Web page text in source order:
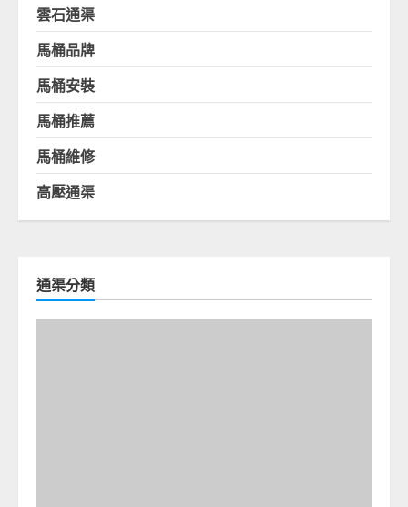
雲石通渠
馬桶品牌
馬桶安裝
馬桶推薦
馬桶維修
高壓通渠
通渠分類